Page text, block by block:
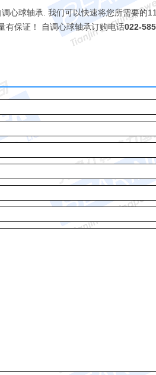
心球轴承. 我们可以快速将您所需要的
有保证！ 自调心球轴承订购电话022-